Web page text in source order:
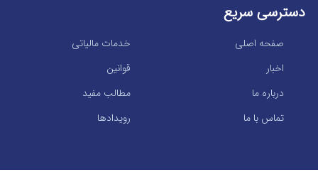
دسترسی سریع
خدمات مالیاتی
صفحه اصلی
قوانین
اخبار
مطالب مفید
درباره ما
رویدادها
تماس با ما